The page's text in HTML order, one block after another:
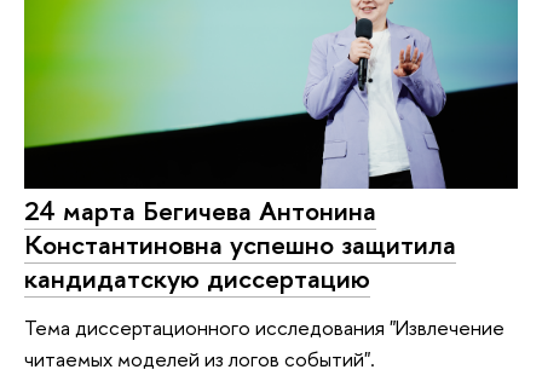
24 марта Бегичева Антонина
Константиновна успешно защитила
кандидатскую диссертацию
Тема диссертационного исследования "Извлечение
читаемых моделей из логов событий".